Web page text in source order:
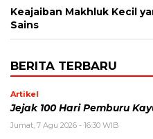
Keajaiban Makhluk Kecil
Sains
BERITA TERBARU
Artikel
Jejak 100 Hari Pemburu
Jumat, 7 Agu 2026 - 16:30 WIB